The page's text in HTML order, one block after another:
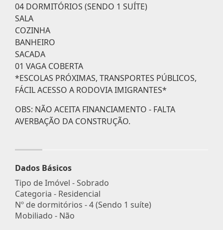
04 DORMITÓRIOS (SENDO 1 SUÍTE)
SALA
COZINHA
BANHEIRO
SACADA
01 VAGA COBERTA
*ESCOLAS PRÓXIMAS, TRANSPORTES PÚBLICOS,
FÁCIL ACESSO A RODOVIA IMIGRANTES*
OBS: NÃO ACEITA FINANCIAMENTO - FALTA
AVERBAÇÃO DA CONSTRUÇÃO.
Dados Básicos
Tipo de Imóvel - Sobrado
Categoria - Residencial
Nº de dormitórios - 4 (Sendo 1 suíte)
Mobiliado - Não